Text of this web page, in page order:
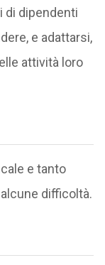
di dipendenti
e adattarsi,
attività loro
e tanto
difficoltà.